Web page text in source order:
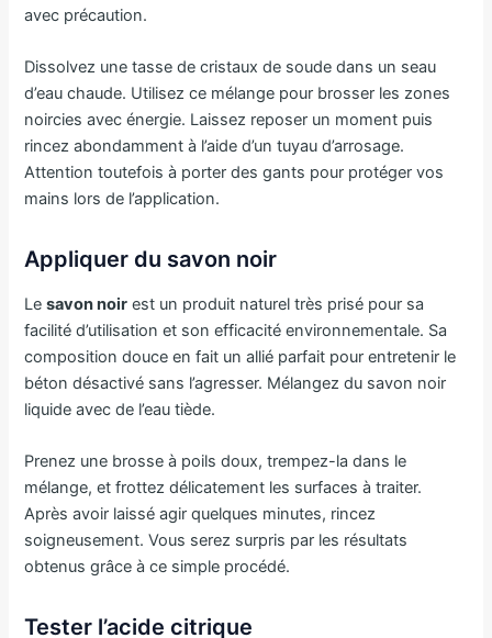
avec précaution.
Dissolvez une tasse de cristaux de soude dans un seau
d’eau chaude. Utilisez ce mélange pour brosser les zones
noircies avec énergie. Laissez reposer un moment puis
rincez abondamment à l’aide d’un tuyau d’arrosage.
Attention toutefois à porter des gants pour protéger vos
mains lors de l’application.
Appliquer du savon noir
Lesavon noir est un produit naturel très prisé pour sa
facilité d’utilisation et son efficacité environnementale. Sa
composition douce en fait un allié parfait pour entretenir le
béton désactivé sans l’agresser. Mélangez du savon noir
liquide avec de l’eau tiède.
Prenez une brosse à poils doux, trempez-la dans le
mélange, et frottez délicatement les surfaces à traiter.
Après avoir laissé agir quelques minutes, rincez
soigneusement. Vous serez surpris par les résultats
obtenus grâce à ce simple procédé.
Tester l’acide citrique